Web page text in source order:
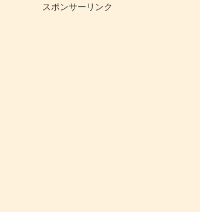
スポンサーリンク